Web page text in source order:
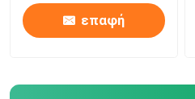
επαφή